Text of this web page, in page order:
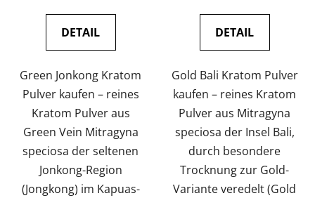
von
DETAIL
Green Jonkong Kratom
Pulver kaufen – reines
Kratom Pulver aus
Green Vein Mitragyna
speciosa der seltenen
Jonkong-Region
(Jongkong) im Kapuas-
von
DETAIL
Gold Bali Kratom Pulver
kaufen – reines Kratom
Pulver aus Mitragyna
speciosa der Insel Bali,
durch besondere
Trocknung zur Gold-
Variante veredelt (Gold